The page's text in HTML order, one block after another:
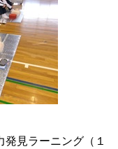
見ラーニング（１